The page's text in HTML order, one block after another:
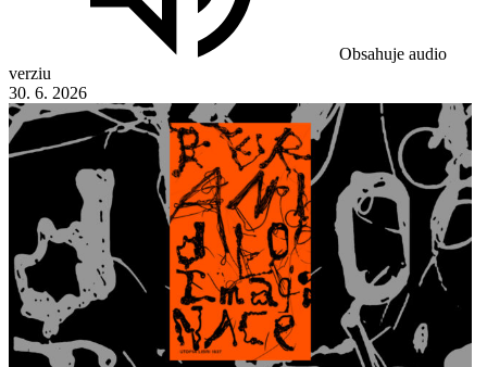
Obsahuje audio
verziu
30. 6. 2026